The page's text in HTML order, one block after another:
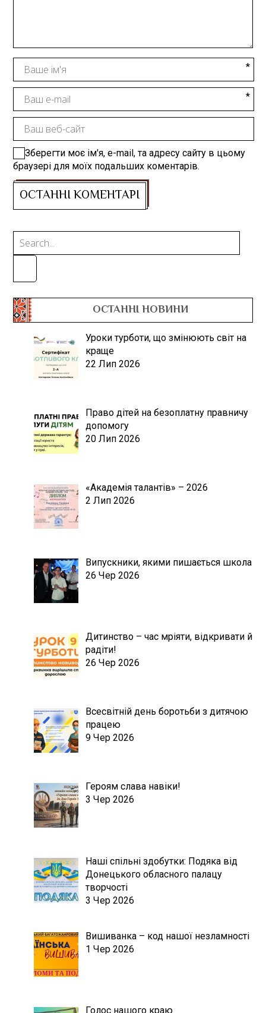
Зберегти моє ім'я, e-mail, та адресу сайту в цьому
браузері для моїх подальших коментарів.
ОСТАННІ НОВИНИ
Уроки турботи, що змінюють світ на
краще
22 Лип 2026
Право дітей на безоплатну правничу
допомогу
20 Лип 2026
«Академія талантів» – 2026
2 Лип 2026
Випускники, якими пишається школа
26 Чер 2026
Дитинство – час мріяти, відкривати й
радіти!
26 Чер 2026
Всесвітній день боротьби з дитячою
працею
9 Чер 2026
Героям слава навіки!
3 Чер 2026
Наші спільні здобутки: Подяка від
Донецького обласного палацу
творчості
3 Чер 2026
Вишиванка – код нашої незламності
1 Чер 2026
Голос нашого краю